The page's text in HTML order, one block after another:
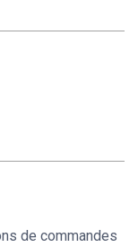
de commandes